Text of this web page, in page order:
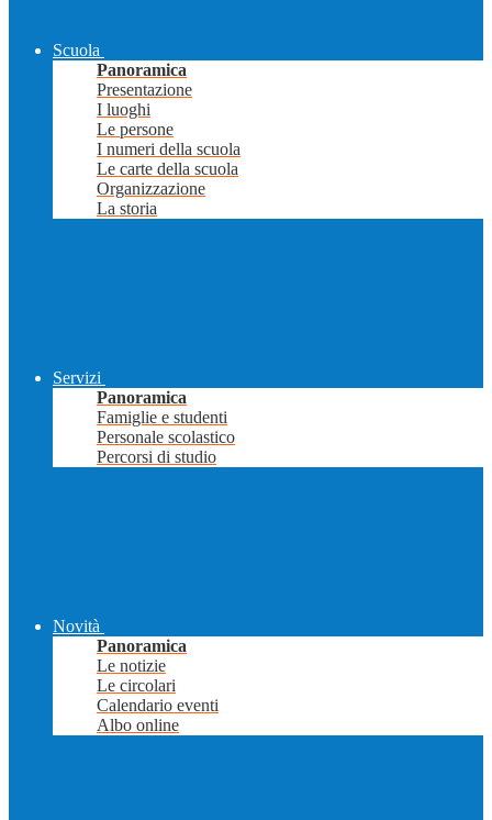
Scuola
Panoramica
Presentazione
I luoghi
Le persone
I numeri della scuola
Le carte della scuola
Organizzazione
La storia
Servizi
Panoramica
Famiglie e studenti
Personale scolastico
Percorsi di studio
Novità
Panoramica
Le notizie
Le circolari
Calendario eventi
Albo online